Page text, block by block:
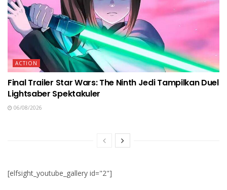
ACTION
Final Trailer Star Wars: The Ninth Jedi Tampilkan Duel
Lightsaber Spektakuler
06/08/2026
[elfsight_youtube_gallery id="2"]